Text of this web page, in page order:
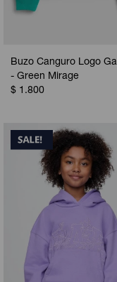
Buzo Canguro Logo
- Green Mirage
$ 1.800